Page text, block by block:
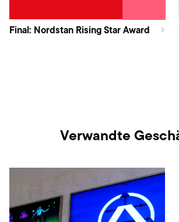
Final: Nordstan Rising Star Award
Verwandte